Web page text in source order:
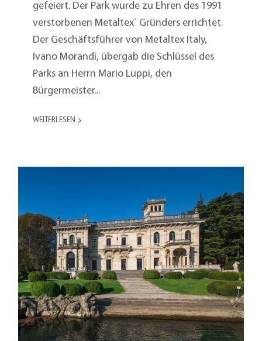
gefeiert. Der Park wurde zu Ehren des 1991
verstorbenen Metaltex` Gründers errichtet.
Der Geschäftsführer von Metaltex Italy,
Ivano Morandi, übergab die Schlüssel des
Parks an Herrn Mario Luppi, den
Bürgermeister...
WEITERLESEN
Marketing Meeting 2005